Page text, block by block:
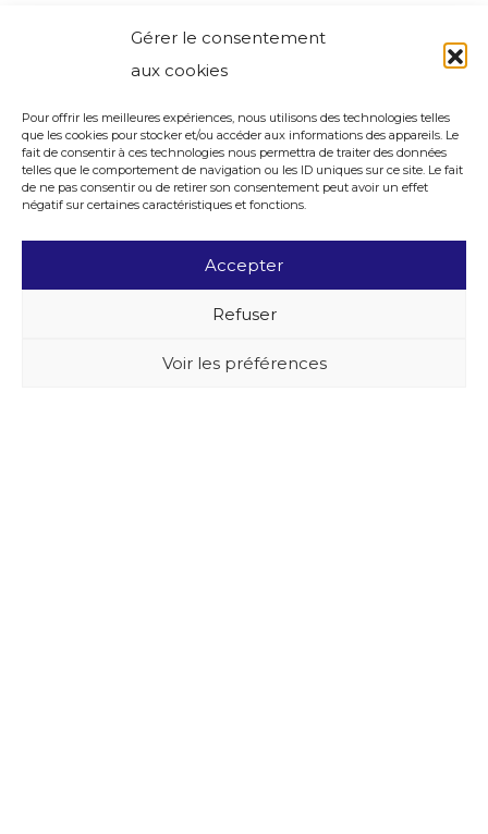
Gérer le consentement
aux cookies
Pour offrir les meilleures expériences, nous utilisons des technologies telles
que les cookies pour stocker et/ou accéder aux informations des appareils. Le
fait de consentir à ces technologies nous permettra de traiter des données
telles que le comportement de navigation ou les ID uniques sur ce site. Le fait
de ne pas consentir ou de retirer son consentement peut avoir un effet
négatif sur certaines caractéristiques et fonctions.
Accepter
Refuser
Voir les préférences